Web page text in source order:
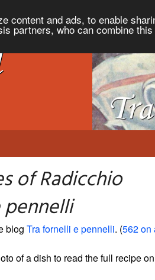
content and ads, to enable
partners, who can combine
of Radicchio
blog Tra fornelli e pennelli. (562 on
of a dish to read the full recipe